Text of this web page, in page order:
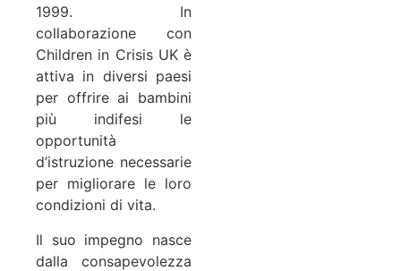
1999. In
collaborazione con
Children in Crisis UK è
attiva in diversi paesi
per offrire ai bambini
più indifesi le
opportunità
d’istruzione necessarie
per migliorare le loro
condizioni di vita.
Il suo impegno nasce
dalla consapevolezza